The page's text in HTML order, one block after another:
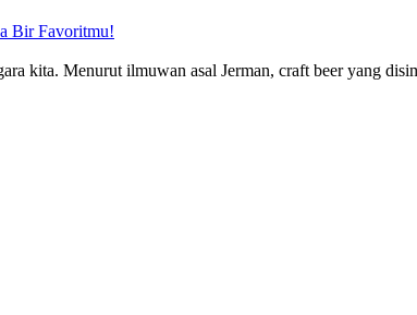
Bir Favoritmu!
kita. Menurut ilmuwan asal Jerman, craft beer yang